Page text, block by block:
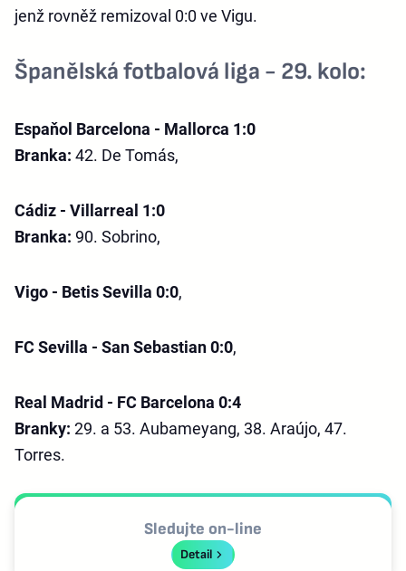
jenž rovněž remizoval 0:0 ve Vigu.
Španělská fotbalová liga - 29. kolo:
Espaňol Barcelona - Mallorca 1:0
Branka: 42. De Tomás,
Cádiz - Villarreal 1:0
Branka: 90. Sobrino,
Vigo - Betis Sevilla 0:0,
FC Sevilla - San Sebastian 0:0,
Real Madrid - FC Barcelona 0:4
Branky: 29. a 53. Aubameyang, 38. Araújo, 47.
Torres.
Sledujte on-line
Detail